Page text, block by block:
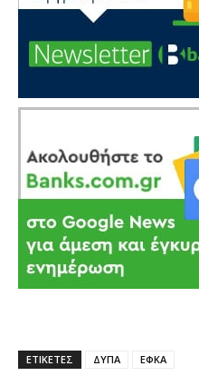
ΕΤΙΚΕΤΕΣ ΔΥΠΑ ΕΦΚΑ